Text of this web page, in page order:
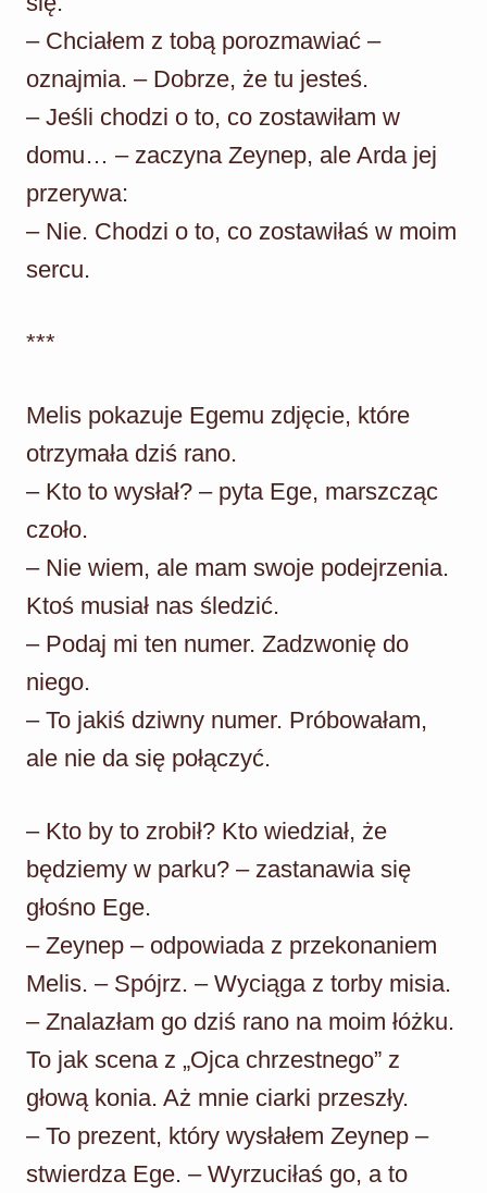
– Chciałem z tobą porozmawiać –
oznajmia. – Dobrze, że tu jesteś.
– Jeśli chodzi o to, co zostawiłam w
domu… – zaczyna Zeynep, ale Arda jej
przerywa:
– Nie. Chodzi o to, co zostawiłaś w moim
sercu.
***
Melis pokazuje Egemu zdjęcie, które
otrzymała dziś rano.
– Kto to wysłał? – pyta Ege, marszcząc
czoło.
– Nie wiem, ale mam swoje podejrzenia.
Ktoś musiał nas śledzić.
– Podaj mi ten numer. Zadzwonię do
niego.
– To jakiś dziwny numer. Próbowałam,
ale nie da się połączyć.
– Kto by to zrobił? Kto wiedział, że
będziemy w parku? – zastanawia się
głośno Ege.
– Zeynep – odpowiada z przekonaniem
Melis. – Spójrz. – Wyciąga z torby misia.
– Znalazłam go dziś rano na moim łóżku.
To jak scena z „Ojca chrzestnego” z
głową konia. Aż mnie ciarki przeszły.
– To prezent, który wysłałem Zeynep –
stwierdza Ege. – Wyrzuciłaś go, a to